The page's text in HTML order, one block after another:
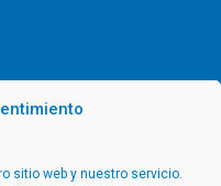
sitio web y nuestro servicio.